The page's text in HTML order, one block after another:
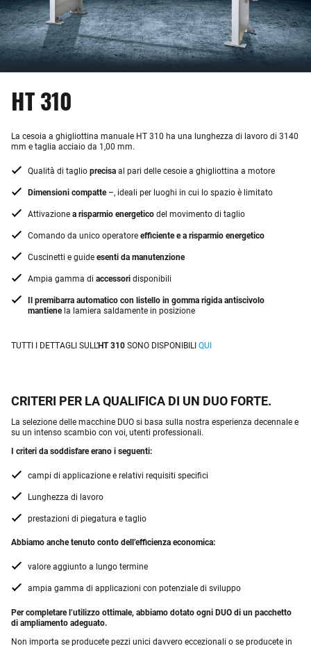
HT 310
La cesoia a ghigliottina manuale HT 310 ha una lunghezza di lavoro di 3140
mm e taglia acciaio da 1,00 mm.
Qualità di taglio precisa al pari delle cesoie a ghigliottina a motore
Dimensioni compatte–, ideali per luoghi in cui lo spazio è limitato
Attivazione a risparmio energetico del movimento di taglio
Comando da unico operatore efficiente e a risparmio energetico
Cuscinetti e guide esenti da manutenzione
Ampia gamma di accessori disponibili
Il premibarra automatico con listello in gomma rigida antiscivolo
mantienela lamiera saldamente in posizione
TUTTI I DETTAGLI SULL’HT 310 SONO DISPONIBILI QUI
CRITERI PER LA QUALIFICA DI UN DUO FORTE.
La selezione delle macchine DUO si basa sulla nostra esperienza decennale e
su un intenso scambio con voi, utenti professionali.
I criteri da soddisfare erano i seguenti:
campi di applicazione e relativi requisiti specifici
Lunghezza di lavoro
prestazioni di piegatura e taglio
Abbiamo anche tenuto conto dell’efficienza economica:
valore aggiunto a lungo termine
ampia gamma di applicazioni con potenziale di sviluppo
Per completare l’utilizzo ottimale, abbiamo dotato ogni DUO di un pacchetto
di ampliamento adeguato.
Non importa se producete pezzi unici davvero eccezionali o se producete in